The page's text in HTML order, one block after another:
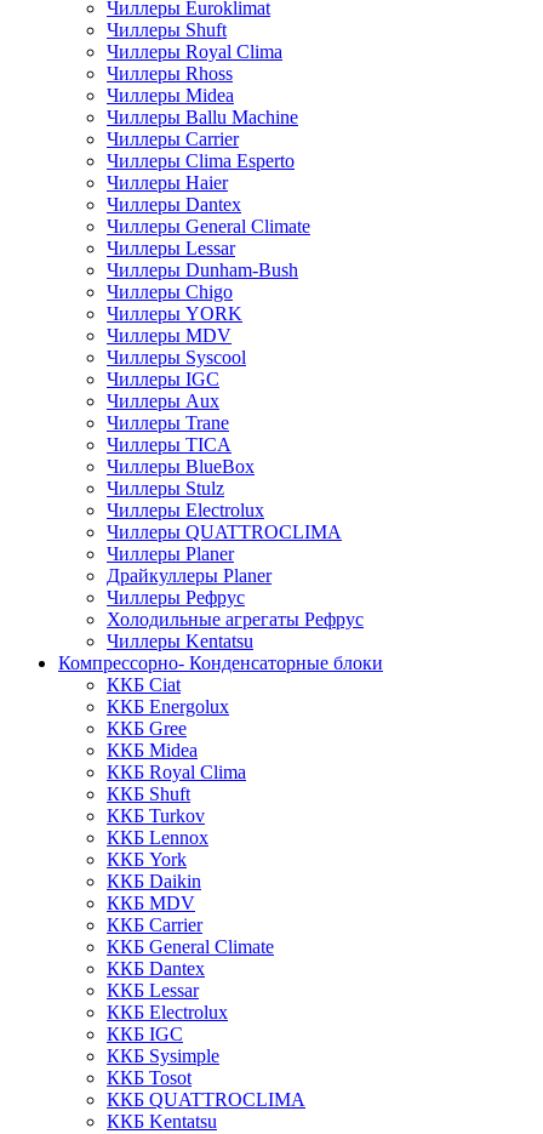
Чиллеры Euroklimat
Чиллеры Shuft
Чиллеры Royal Clima
Чиллеры Rhoss
Чиллеры Midea
Чиллеры Ballu Machine
Чиллеры Carrier
Чиллеры Clima Esperto
Чиллеры Haier
Чиллеры Dantex
Чиллеры General Climate
Чиллеры Lessar
Чиллеры Dunham-Bush
Чиллеры Chigo
Чиллеры YORK
Чиллеры MDV
Чиллеры Syscool
Чиллеры IGC
Чиллеры Aux
Чиллеры Trane
Чиллеры TICA
Чиллеры BlueBox
Чиллеры Stulz
Чиллеры Electrolux
Чиллеры QUATTROCLIMA
Чиллеры Planer
Драйкуллеры Planer
Чиллеры Рефрус
Холодильные агрегаты Рефрус
Чиллеры Kentatsu
Компрессорно- Конденсаторные блоки
ККБ Ciat
ККБ Energolux
ККБ Gree
ККБ Midea
ККБ Royal Clima
ККБ Shuft
ККБ Turkov
ККБ Lennox
ККБ York
ККБ Daikin
ККБ MDV
ККБ Carrier
ККБ General Climate
ККБ Dantex
ККБ Lessar
ККБ Electrolux
ККБ IGC
ККБ Sysimple
ККБ Tosot
ККБ QUATTROCLIMA
ККБ Kentatsu